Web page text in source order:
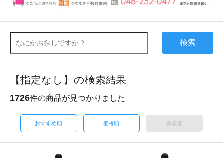
検索
【指定なし】の検索結果
1726件の商品が見つかりました
おすすめ順 価格順 新着順